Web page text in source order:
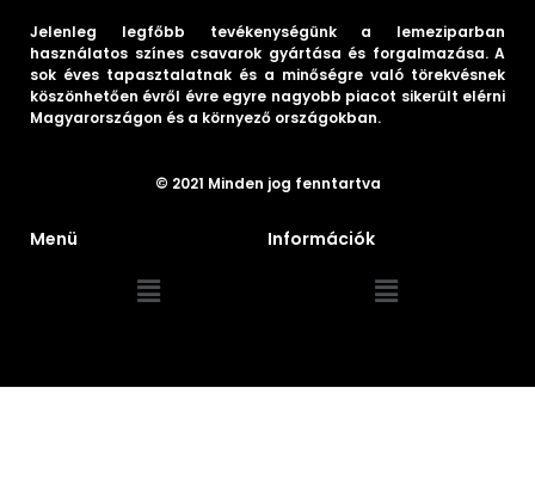
Jelenleg legfőbb tevékenységünk a lemeziparban
használatos színes csavarok gyártása és forgalmazása. A
sok éves tapasztalatnak és a minőségre való törekvésnek
köszönhetően évről évre egyre nagyobb piacot sikerült elérni
Magyarországon és a környező országokban.
© 2021 Minden jog fenntartva
Menü Információk